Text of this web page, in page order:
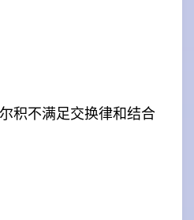
积不满足交换律和结合